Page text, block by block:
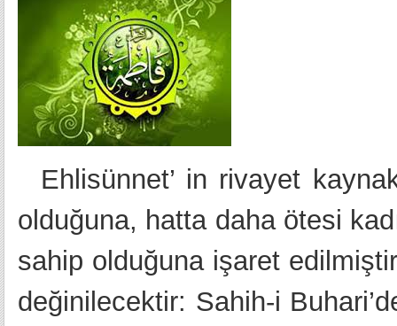
Ehlisünnet’ in rivayet
olduğuna, hatta daha ötesi
sahip olduğuna işaret
değinilecektir: Sahih-i